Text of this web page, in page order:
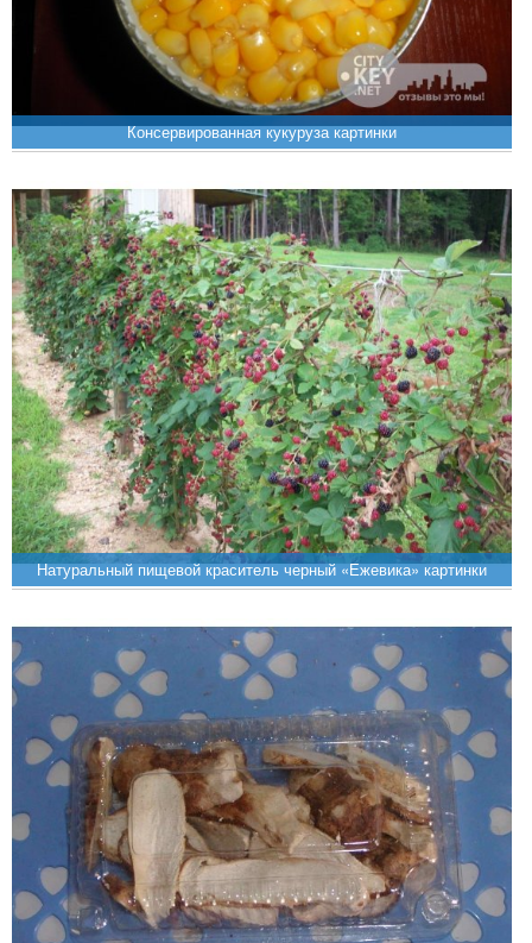
Консервированная кукуруза картинки
Натуральный пищевой краситель черный «Ежевика» картинки